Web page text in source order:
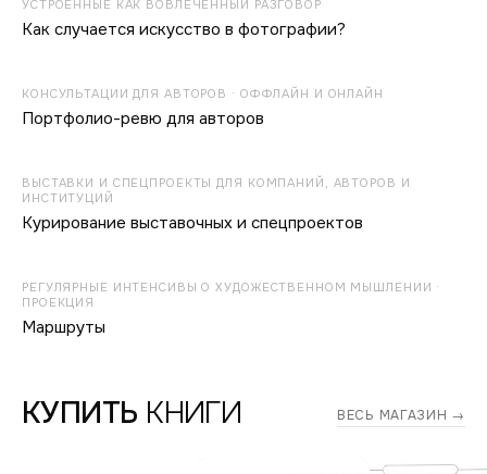
УСТРОЕННЫЕ КАК ВОВЛЕЧЁННЫЙ РАЗГОВОР
Как случается искусство в фотографии?
КОНСУЛЬТАЦИИ ДЛЯ АВТОРОВ · ОФФЛАЙН И ОНЛАЙН
Портфолио-ревю для авторов
ВЫСТАВКИ И СПЕЦПРОЕКТЫ ДЛЯ КОМПАНИЙ, АВТОРОВ И
ИНСТИТУЦИЙ
Курирование выставочных и спецпроектов
РЕГУЛЯРНЫЕ ИНТЕНСИВЫ О ХУДОЖЕСТВЕННОМ МЫШЛЕНИИ ·
ПРОЕКЦИЯ
Маршруты
КУПИТЬ КНИГИ ВЕСЬ МАГАЗИН →